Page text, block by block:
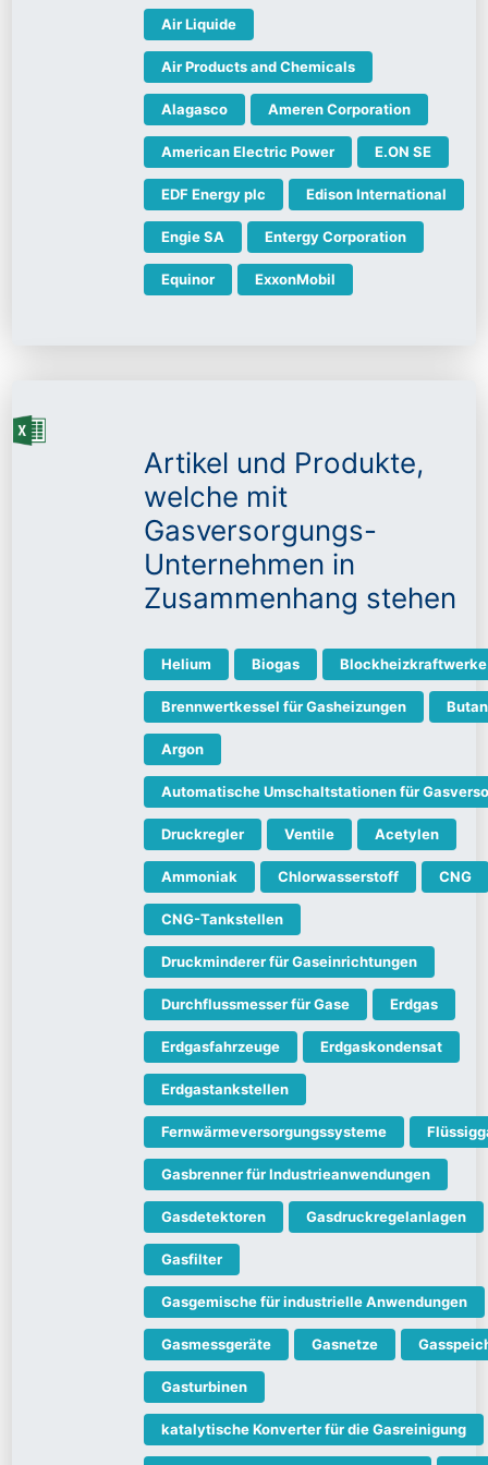
Air Liquide
Air Products and Chemicals
Alagasco Ameren Corporation
American Electric Power E.ON SE
EDF Energy plc Edison International
Engie SA Entergy Corporation
Equinor ExxonMobil
Artikel und Produkte,
welche mit
Gasversorgungs-
Unternehmen in
Zusammenhang stehen
Helium Biogas Blockheizkraftwerke
Brennwertkessel für Gasheizungen Butan
Argon
Automatische Umschaltstationen für
Druckregler Ventile Acetylen
Ammoniak Chlorwasserstoff CNG
CNG-Tankstellen
Druckminderer für Gaseinrichtungen
Durchflussmesser für Gase Erdgas
Erdgasfahrzeuge Erdgaskondensat
Erdgastankstellen
Fernwärmeversorgungssysteme
Gasbrenner für Industrieanwendungen
Gasdetektoren Gasdruckregelanlagen
Gasfilter
Gasgemische für industrielle Anwendungen
Gasmessgeräte Gasnetze
Gasturbinen
katalytische Konverter für die Gasreinigung